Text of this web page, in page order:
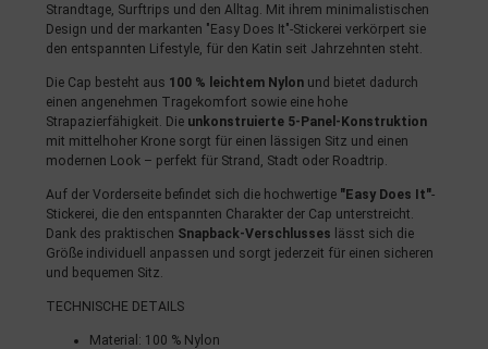
Strandtage, Surftrips und den Alltag. Mit ihrem minimalistischen
Design und der markanten "Easy Does It"-Stickerei verkörpert sie
den entspannten Lifestyle, für den Katin seit Jahrzehnten steht.
Die Cap besteht aus 100 % leichtem Nylon und bietet dadurch
einen angenehmen Tragekomfort sowie eine hohe
Strapazierfähigkeit. Die unkonstruierte 5-Panel-Konstruktion
mit mittelhoher Krone sorgt für einen lässigen Sitz und einen
modernen Look – perfekt für Strand, Stadt oder Roadtrip.
Auf der Vorderseite befindet sich die hochwertige "Easy Does It"-
Stickerei, die den entspannten Charakter der Cap unterstreicht.
Dank des praktischen Snapback-Verschlusses lässt sich die
Größe individuell anpassen und sorgt jederzeit für einen sicheren
und bequemen Sitz.
TECHNISCHE DETAILS
Material: 100 % Nylon